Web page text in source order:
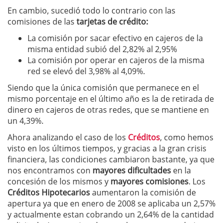
En cambio, sucedió todo lo contrario con las
comisiones de las tarjetas de crédito:
La comisión por sacar efectivo en cajeros de la
misma entidad subió del 2,82% al 2,95%
La comisión por operar en cajeros de la misma
red se elevó del 3,98% al 4,09%.
Siendo que la única comisión que permanece en el
mismo porcentaje en el último año es la de retirada de
dinero en cajeros de otras redes, que se mantiene en
un 4,39%.
Ahora analizando el caso de los Créditos, como hemos
visto en los últimos tiempos, y gracias a la gran crisis
financiera, las condiciones cambiaron bastante, ya que
nos encontramos con mayores dificultades en la
concesión de los mismos y mayores comisiones. Los
Créditos Hipotecariosaumentaron la comisión de
apertura ya que en enero de 2008 se aplicaba un 2,57%
y actualmente estan cobrando un 2,64% de la cantidad